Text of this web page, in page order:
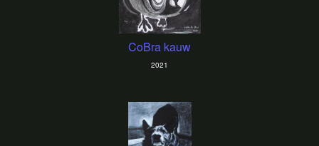
CoBra kauw
2021